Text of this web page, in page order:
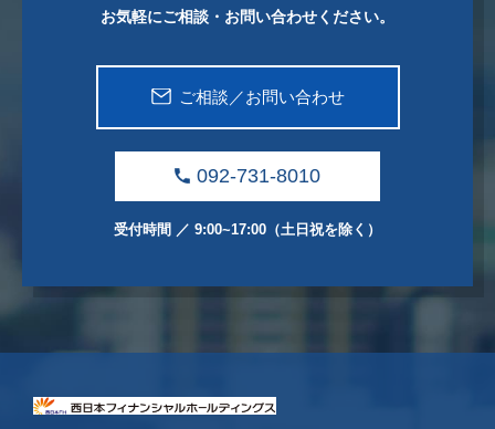
お気軽にご相談・お問い合わせください。
ご相談／お問い合わせ
092-731-8010
受付時間 ／ 9:00~17:00（土日祝を除く）